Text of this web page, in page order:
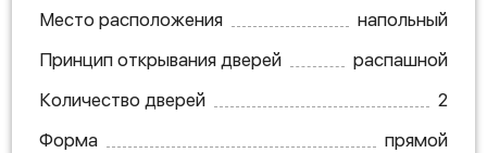
Место расположения
напольный
Принцип открывания дверей
распашной
Количество дверей
2
Форма
прямой